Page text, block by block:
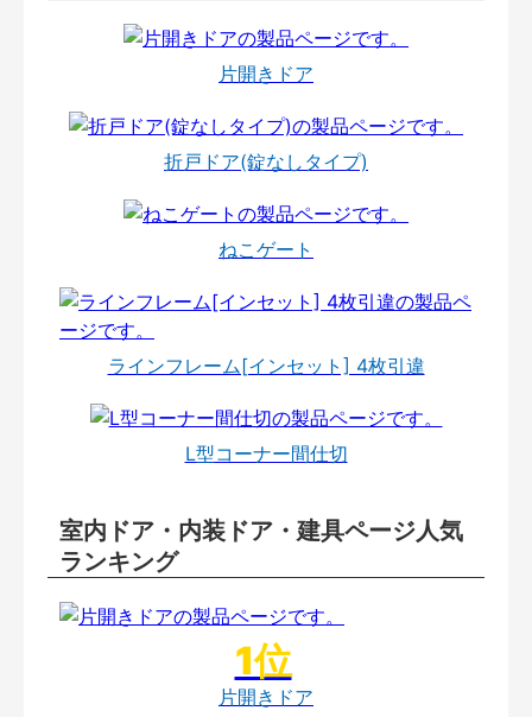
片開きドア
折戸ドア(錠なしタイプ)
ねこゲート
ラインフレーム[インセット] 4枚引違
L型コーナー間仕切
室内ドア・内装ドア・建具ページ人気
ランキング
片開きドア